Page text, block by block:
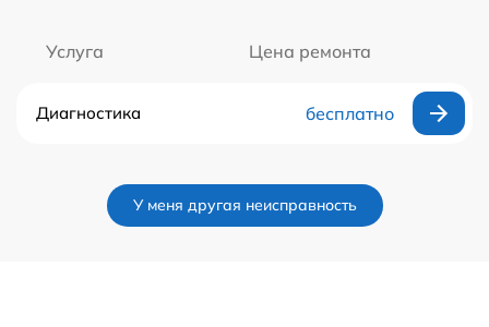
Услуга Цена ремонта
Диагностика бесплатно
У меня другая неисправность